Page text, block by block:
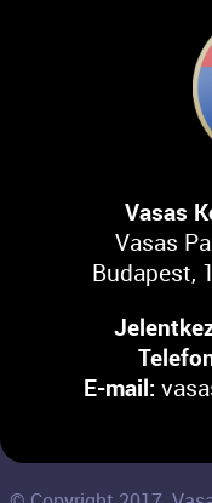
Vasas
Vasas
Budapest,
E-mail: